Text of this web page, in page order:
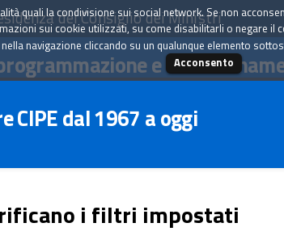
del Consiglio dei Ministri
e il
CIPE dal 1967 a oggi
i filtri impostati
quali la condivisione sui social network. Se non
sui cookie utilizzati, su come disabilitarli o negare il
navigazione cliccando su un qualunque elemento
Acconsento